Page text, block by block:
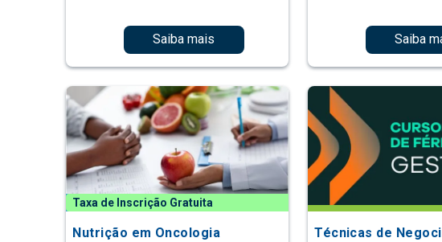
Saiba mais Saiba
Taxa de Inscrição Gratuita
Nutrição em Oncologia
Técnicas de